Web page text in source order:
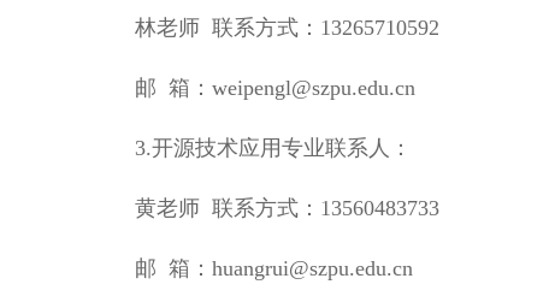
林老师 联系方式：13265710592
邮 箱：weipengl@szpu.edu.cn
3.开源技术应用专业联系人：
黄老师 联系方式：13560483733
邮 箱：huangrui@szpu.edu.cn